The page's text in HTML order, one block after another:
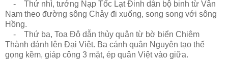
- Thứ nhì, tướng Nạp Tốc Lạt Đinh dẫn bộ binh từ Vân
Nam theo đường sông Chảy đi xuống, song song với sông
Hồng.
- Thứ ba, Toa Đô dẫn thủy quân từ bờ biển Chiêm
Thành đánh lên Đại Việt. Ba cánh quân Nguyên tạo thế
gọng kềm, giáp công 3 mặt, ép quân Việt vào giữa.